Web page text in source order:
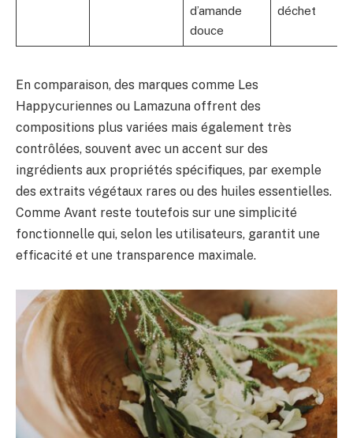
d’amande
douce
déchet
En comparaison, des marques comme Les
Happycuriennes ou Lamazuna offrent des
compositions plus variées mais également très
contrôlées, souvent avec un accent sur des
ingrédients aux propriétés spécifiques, par exemple
des extraits végétaux rares ou des huiles essentielles.
Comme Avant reste toutefois sur une simplicité
fonctionnelle qui, selon les utilisateurs, garantit une
efficacité et une transparence maximale.